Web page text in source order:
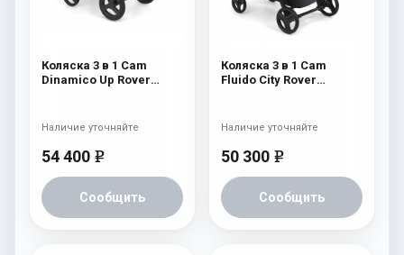
Коляска 3 в 1 Cam
Dinamico Up Rover
54 400 e
Сообщить
Наличие уточняйте
Коляска 3 в 1 Cam
Fluido City Rover
50 300 e
Сообщить
Наличие уточняйте